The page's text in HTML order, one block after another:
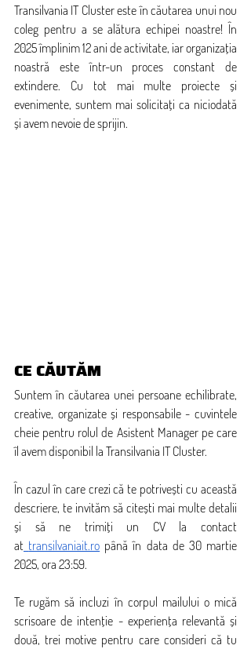
Transilvania IT Cluster este în căutarea unui nou
coleg pentru a se alătura echipei noastre! În
2025 împlinim 12 ani de activitate, iar organizația
noastră este într-un proces constant de
extindere. Cu tot mai multe proiecte și
evenimente, suntem mai solicitați ca niciodată
și avem nevoie de sprijin.
CE CĂUTĂM
Suntem în căutarea unei persoane echilibrate,
creative, organizate și responsabile - cuvintele
cheie pentru rolul de Asistent Manager pe care
îl avem disponibil la Transilvania IT Cluster.
În cazul în care crezi că te potrivești cu această
descriere, te invităm să citești mai multe detalii
și să ne trimiți un CV la contact
at transilvaniait.ro până în data de 30 martie
2025, ora 23:59.
Te rugăm să incluzi în corpul mailului o mică
scrisoare de intenție - experiența relevantă și
două, trei motive pentru care consideri că tu